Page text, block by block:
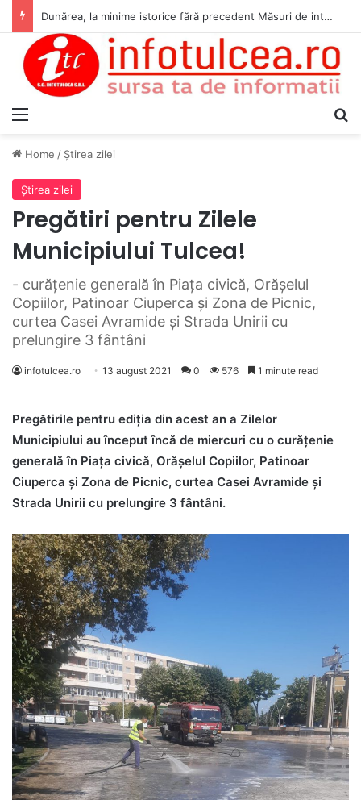
Dunărea, la minime istorice fără precedent Măsuri de intervenție pentru menținerea debitelor minime, necesare pentru producția de energie nucleară
Home / Ştirea zilei
Ştirea zilei
Pregătiri pentru Zilele
Municipiului Tulcea!
- curăţenie generală în Piaţa civică, Orăşelul
Copiilor, Patinoar Ciuperca şi Zona de Picnic,
curtea Casei Avramide şi Strada Unirii cu
prelungire 3 fântâni
infotulcea.ro 13 august 2021 0 576 1 minute read
Pregătirile pentru ediţia din acest an a Zilelor
Municipiului au început încă de miercuri cu o curăţenie
generală în Piaţa civică, Orăşelul Copiilor, Patinoar
Ciuperca şi Zona de Picnic, curtea Casei Avramide şi
Strada Unirii cu prelungire 3 fântâni.